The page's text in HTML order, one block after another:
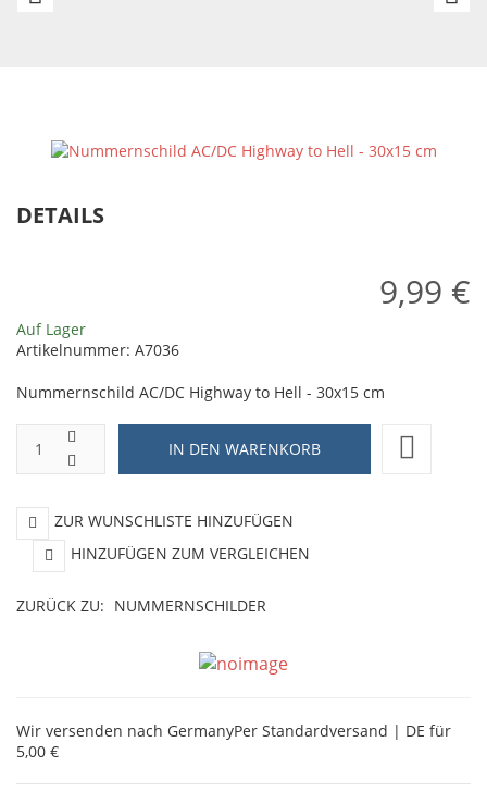
DETAILS
9,99 €
Auf Lager
Artikelnummer: A7036
Nummernschild AC/DC Highway to Hell - 30x15 cm
ZUR WUNSCHLISTE HINZUFÜGEN
HINZUFÜGEN ZUM VERGLEICHEN
ZURÜCK ZU: NUMMERNSCHILDER
Wir versenden nach GermanyPer Standardversand | DE für
5,00 €